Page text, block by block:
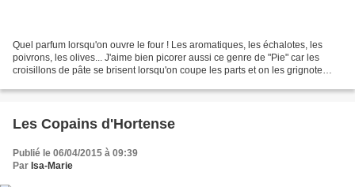
Quel parfum lorsqu'on ouvre le four ! Les aromatiques, les échalotes, les
poivrons, les olives... J'aime bien picorer aussi ce genre de "Pie" car les
croisillons de pâte se brisent lorsqu'on coupe les parts et on les grignote
Les Copains d'Hortense
Publié le 06/04/2015 à 09:39
Par Isa-Marie